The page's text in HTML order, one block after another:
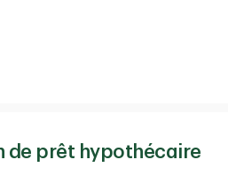
de prêt hypothécaire